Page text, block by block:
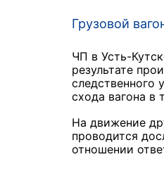
Грузовой
ЧП в Усть-
результате
следственного
схода вагона в
На движение
проводится
отношении